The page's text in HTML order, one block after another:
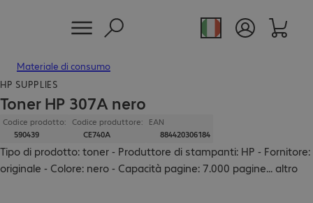
Materiale di consumo
HP SUPPLIES
Toner HP 307A nero
Codice prodotto:
590439
Codice produttore:
CE740A
EAN
884420306184
Tipo di prodotto: toner - Produttore di stampanti: HP - Fornitore:
originale - Colore: nero - Capacità pagine: 7.000 pagine... altro